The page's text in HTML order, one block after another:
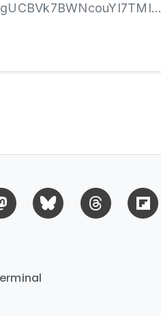
MastodonBluesky Threads